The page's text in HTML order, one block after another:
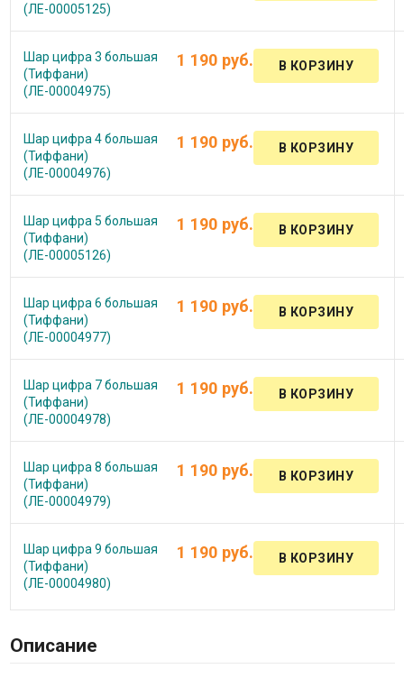
(ЛЕ-00005125)
Шар цифра 3 большая
(Тиффани)
(ЛЕ-00004975)
1 190 руб.
Шар цифра 4 большая
(Тиффани)
(ЛЕ-00004976)
1 190 руб.
Шар цифра 5 большая
(Тиффани)
(ЛЕ-00005126)
1 190 руб.
Шар цифра 6 большая
(Тиффани)
(ЛЕ-00004977)
1 190 руб.
Шар цифра 7 большая
(Тиффани)
(ЛЕ-00004978)
1 190 руб.
Шар цифра 8 большая
(Тиффани)
(ЛЕ-00004979)
1 190 руб.
Шар цифра 9 большая
(Тиффани)
(ЛЕ-00004980)
1 190 руб.
Описание